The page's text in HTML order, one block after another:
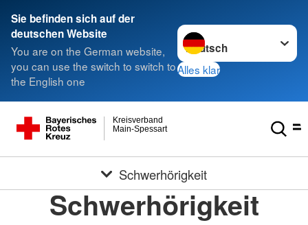
Sie befinden sich auf der
deutschen Website
You are on the German website,
you can use the switch to switch to
the English one
Sprache wechseln zu
Alles klar
Main-Spessart
Kreisverband
Schwerhörigkeit
Schwerhörigkeit